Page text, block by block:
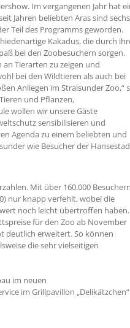
Im vergangenen Jahr hat
Jahren beliebten Aras sind sechs
Teil des Programms geworden.
Kakadus, die durch
bei den Zoobesuchern sorgen.
Tierarten zu zeigen und
bei den Wildtieren als auch bei
Anliegen im Stralsunder Zoo,“
und Pflanzen,
wollen wir unsere Gäste
sensibilisieren und
Agenda zu einem beliebten und
wie Besucher der
Mit über 160.000 Besuchern
nur knapp verfehlt, wobei die
noch leicht übertroffen haben.
für den Zoo ab November
deutlich erweitert. So können
die sehr vielseitigen
im neuen
im Grillpavillon „Delikätzchen“